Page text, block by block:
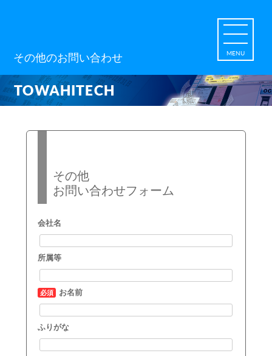
MENU
その他のお問い合わせ
TOWAHITECH
その他
お問い合わせフォーム
会社名
所属等
必須 お名前
ふりがな